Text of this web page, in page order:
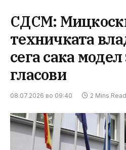
СДСМ:
техничката
сега сака
гласови
08.07.2026 во 09:40 2 Mins Read